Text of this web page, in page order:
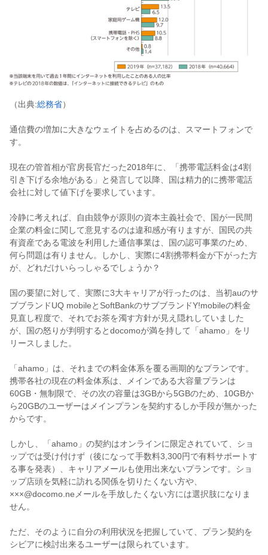
（出典:総務省）
通信費の増加に大きなウェイトを占めるのは、スマートフォンで
す。
現在の管首相が官房長官だった2018年に、「携帯電話料金は4割
引き下げる余地がある」と発言して以降、国は精力的に携帯電話
会社に対して値下げを要求しています。
冷静に考えれば、自由競争が原則の資本主義社会で、国が一民間
企業の料金に関して意見するのは違和感が有りますが、国民の共
有資産である電波を利用した通信事業は、国の認可事業のため、
何ら問題は有りません。しかし、実際に4割携帯料金が下がった方
が、どれだけいらっしゃるでしょうか？
国の要望に対して、実際に3大キャリアが行ったのは、当初auのサ
ブブランドUQ mobileとSoftBankのサブブランドY!mobileの料金
見直し程度で、それでお茶を濁す方針が見え隠れしていました
が、国の怒りが判明するとdocomoが満を持して「ahamo」をリ
リースしました。
「ahamo」は、それまでの料金体系を覆る画期的なプランです。
携帯各社の現在の料金体系は、メインである大容量プランは
60GB・無制限で、その次の容量は3GBから5GBのため、10GBか
ら20GBのユーザーはメインプランを契約するしか手段が無かった
からです。
しかし、「ahamo」の契約はオンラインに限定されていて、ショ
ップでは受け付けず（後になって手数料3,300円で有料サポートす
る事を発表）、キャリアメールも使用出来ないプランです。ショ
ップ店頭を気軽に訪れる関係を切りたくない方や、
×××@docomo.neメールを手放したくない方には選択肢になりま
せん。
ただ、そのように自分の利用状況を把握していて、プラン契約を
シビアに検討出来るユーザーは限られています。